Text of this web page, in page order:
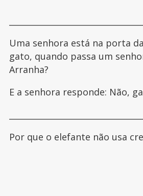
Uma senhora está na porta
gato, quando passa um
Arranha?
E a senhora responde: Não,
Por que o elefante não usa